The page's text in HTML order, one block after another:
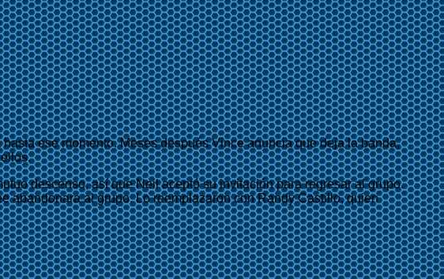
ese momento. Meses después Vince anuncia que deja la banda,
descenso, así que Neil aceptó su invitación para regresar al grupo.
abandonara al grupo. Lo reemplazaron con Randy Castillo, quien